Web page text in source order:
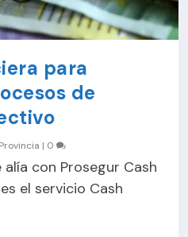
para
de
Provincia | 0
alía con Prosegur Cash
el servicio Cash